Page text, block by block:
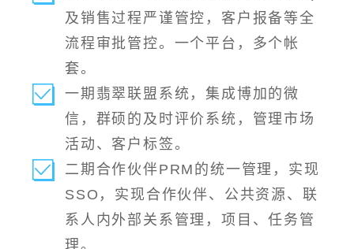
及销售过程严谨管控，客户报备等全
流程审批管控。一个平台，多个帐
套。
一期翡翠联盟系统，集成博加的微
信，群硕的及时评价系统，管理市场
活动、客户标签。
二期合作伙伴PRM的统一管理，实现
SSO，实现合作伙伴、公共资源、联
系人内外部关系管理，项目、任务管
理。